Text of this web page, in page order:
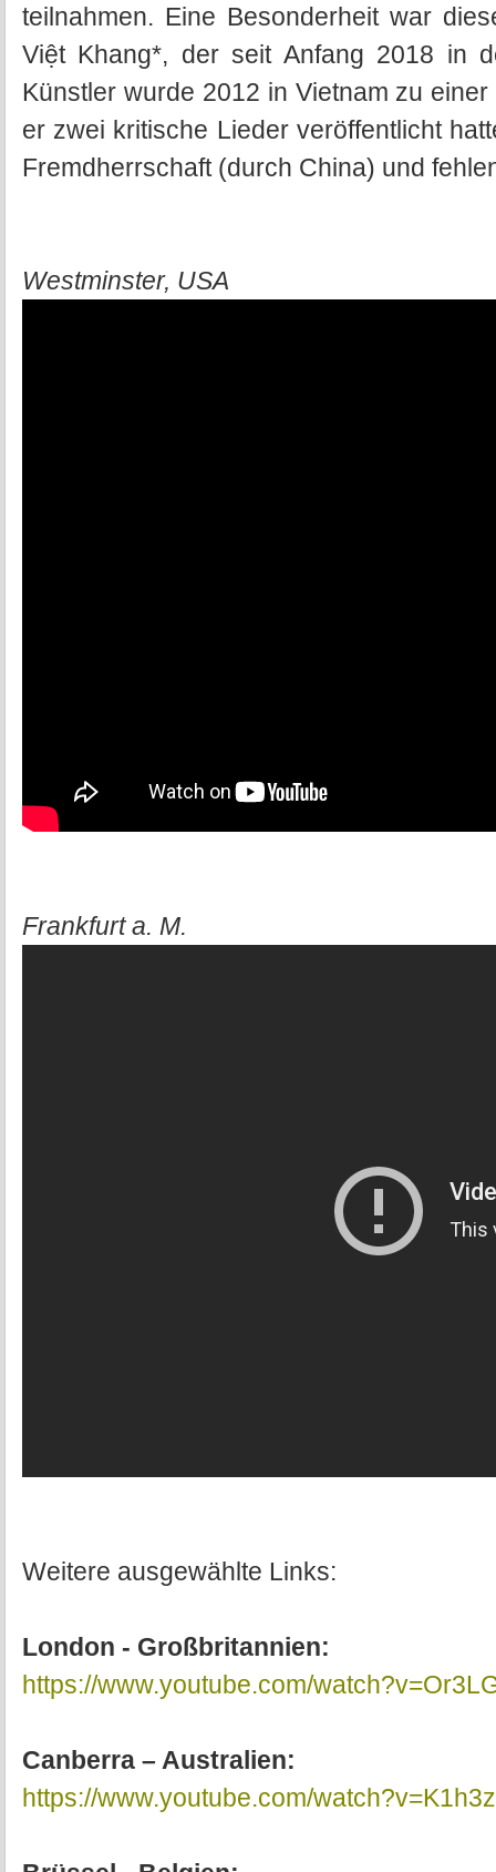
teilnahmen. Eine Besonderheit war
Việt Khang*, der seit Anfang 2018 in
Künstler wurde 2012 in Vietnam zu
er zwei kritische Lieder veröffentlicht
Fremdherrschaft (durch China) und
Westminster, USA
Frankfurt a. M.
Weitere ausgewählte Links:
London - Großbritannien:
https://www.youtube.com/
Canberra – Australien:
https://www.youtube.com/